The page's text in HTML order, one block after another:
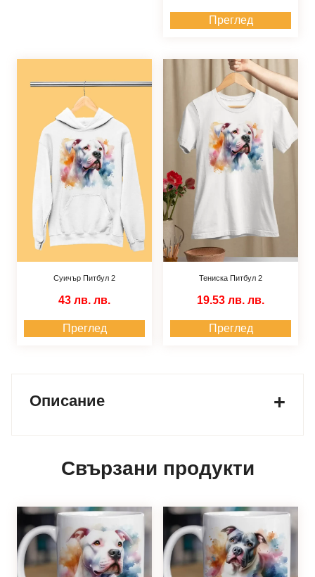
Преглед
Суичър Питбул 2
43 лв. лв.
Преглед
Тениска Питбул 2
19.53 лв. лв.
Преглед
Описание
Свързани продукти